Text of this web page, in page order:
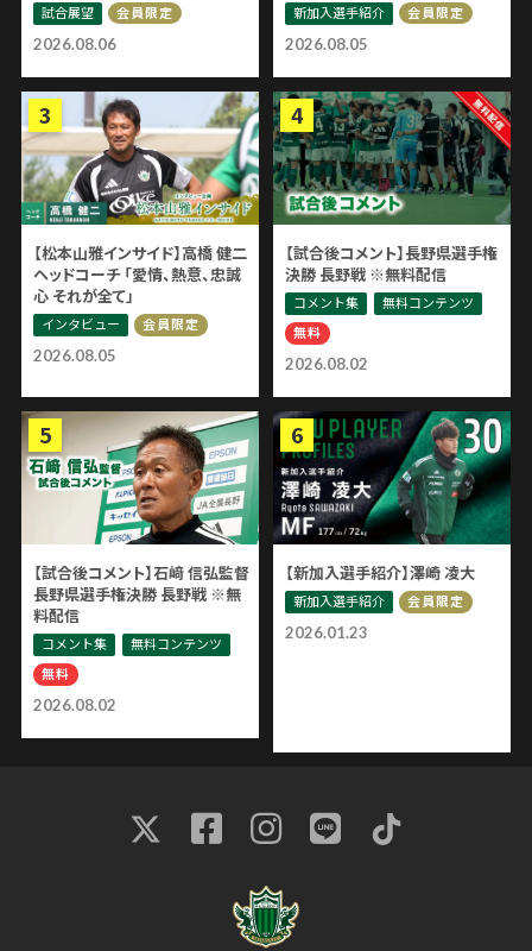
2026.08.06
試合展望
会員限定
2026.08.05
新加入選手紹介 会員限定
2026.08.05
【松本山雅インサイド】高橋 健二
ヘッドコーチ 「愛情、熱意、忠誠
心 それが全て」
インタビュー 会員限定
2026.08.02
【試合後コメント】長野県選手権
決勝 長野戦 ※無料配信
コメント集
無料コンテンツ
無料
2026.08.02
【試合後コメント】石﨑 信弘監督
長野県選手権決勝 長野戦 ※無
料配信
コメント集
無料コンテンツ
無料
2026.01.23
【新加入選手紹介】澤崎 凌大
新加入選手紹介 会員限定